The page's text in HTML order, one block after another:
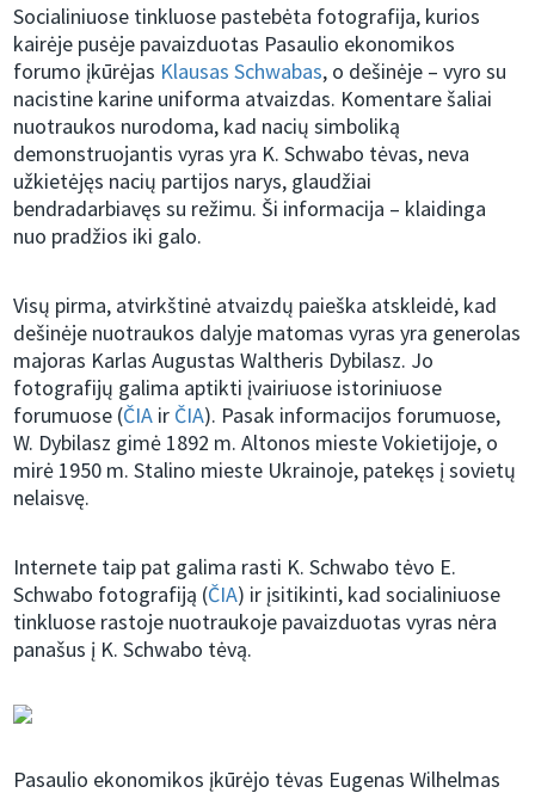
Socialiniuose tinkluose pastebėta fotografija, kurios
kairėje pusėje pavaizduotas Pasaulio ekonomikos
forumo įkūrėjas Klausas Schwabas, o dešinėje – vyro su
nacistine karine uniforma atvaizdas. Komentare šaliai
nuotraukos nurodoma, kad nacių simboliką
demonstruojantis vyras yra K. Schwabo tėvas, neva
užkietėjęs nacių partijos narys, glaudžiai
bendradarbiavęs su režimu. Ši informacija – klaidinga
nuo pradžios iki galo.
Visų pirma, atvirkštinė atvaizdų paieška atskleidė, kad
dešinėje nuotraukos dalyje matomas vyras yra generolas
majoras Karlas Augustas Waltheris Dybilasz. Jo
fotografijų galima aptikti įvairiuose istoriniuose
forumuose (ČIA ir ČIA). Pasak informacijos forumuose,
W. Dybilasz gimė 1892 m. Altonos mieste Vokietijoje, o
mirė 1950 m. Stalino mieste Ukrainoje, patekęs į sovietų
nelaisvę.
Internete taip pat galima rasti K. Schwabo tėvo E.
Schwabo fotografiją (ČIA) ir įsitikinti, kad socialiniuose
tinkluose rastoje nuotraukoje pavaizduotas vyras nėra
panašus į K. Schwabo tėvą.
Pasaulio ekonomikos įkūrėjo tėvas Eugenas Wilhelmas